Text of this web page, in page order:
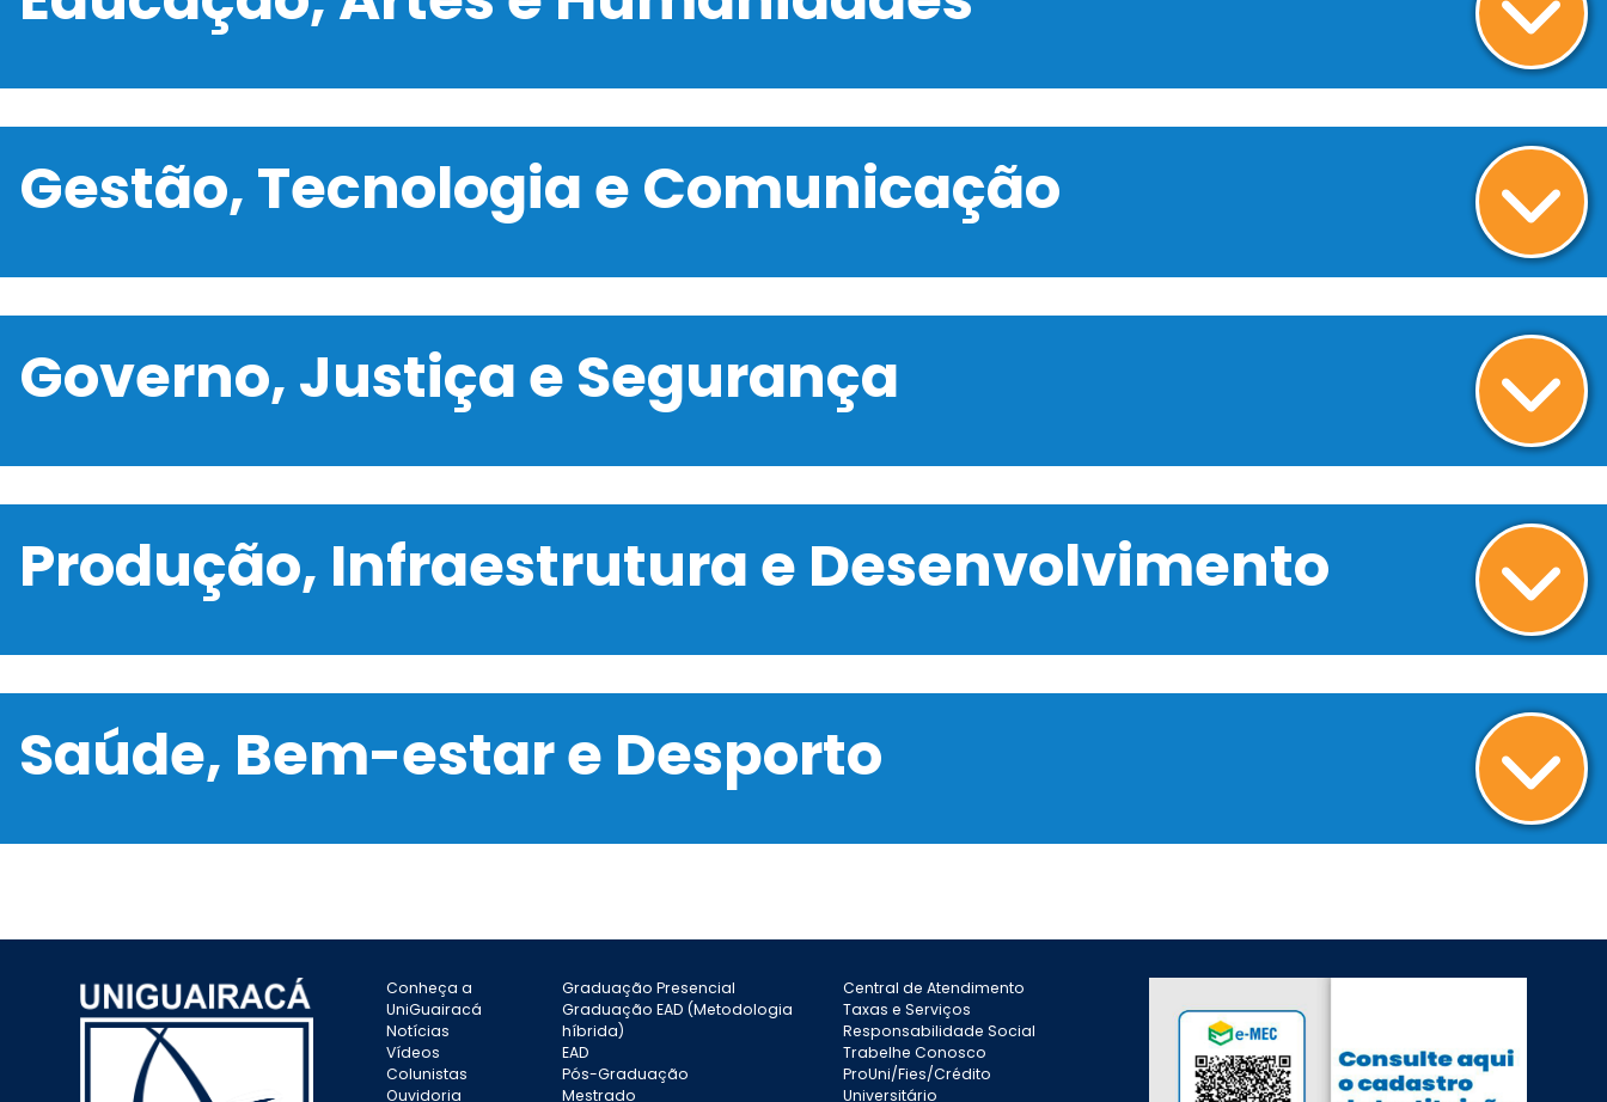
Gestão, Tecnologia e Comunicação
Governo, Justiça e Segurança
Produção, Infraestrutura e Desenvolvimento
Saúde, Bem-estar e Desporto
Conheça a
UniGuairacá
Notícias
Vídeos
Colunistas
Ouvidoria
Graduação Presencial
Graduação EAD (Metodologia
híbrida)
EAD
Pós-Graduação
Mestrado
Central de Atendimento
Taxas e Serviços
Responsabilidade Social
Trabelhe Conosco
ProUni/Fies/Crédito
Universitário